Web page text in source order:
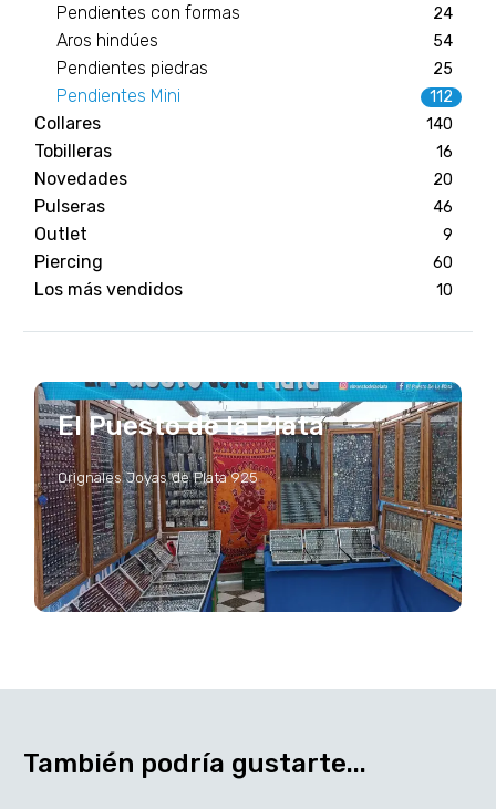
Pendientes con formas 24
Aros hindúes 54
Pendientes piedras 25
Pendientes Mini 112
Collares 140
Tobilleras 16
Novedades 20
Pulseras 46
Outlet 9
Piercing 60
Los más vendidos 10
El Puesto de la Plata
Orignales Joyas de Plata 925
También podría gustarte...